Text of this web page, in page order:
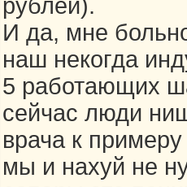
рублей).
И да, мне
наш некогда
5 работающих
сейчас люди
врача к
мы и нахуй не